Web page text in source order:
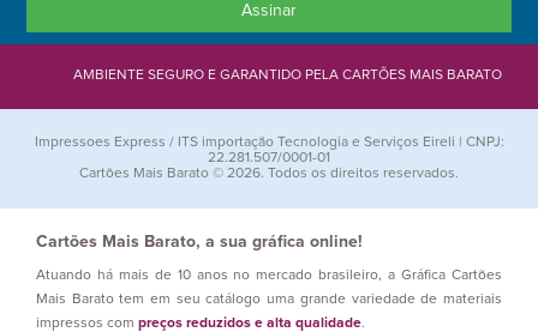
Assinar
AMBIENTE SEGURO E GARANTIDO PELA CARTÕES MAIS BARATO
Impressoes Express / ITS importação Tecnologia e Serviços Eireli | CNPJ:
22.281.507/0001-01
Cartões Mais Barato © 2026. Todos os direitos reservados.
Cartões Mais Barato, a sua gráfica online!
Atuando há mais de 10 anos no mercado brasileiro, a Gráfica Cartões
Mais Barato tem em seu catálogo uma grande variedade de materiais
impressos com preços reduzidos e alta qualidade.